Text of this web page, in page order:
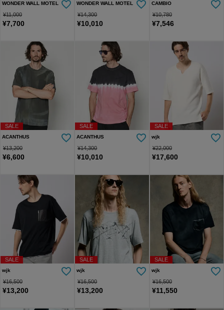
WONDER WALL MOTEL
¥11,000
¥7,700
WONDER WALL MOTEL
¥14,300
¥10,010
CAMBIO
¥10,780
¥7,546
SALE
ACANTHUS
¥13,200
¥6,600
SALE
ACANTHUS
¥14,300
¥10,010
SALE
wjk
¥22,000
¥17,600
SALE
wjk
¥16,500
¥13,200
SALE
wjk
¥16,500
¥13,200
SALE
wjk
¥16,500
¥11,550